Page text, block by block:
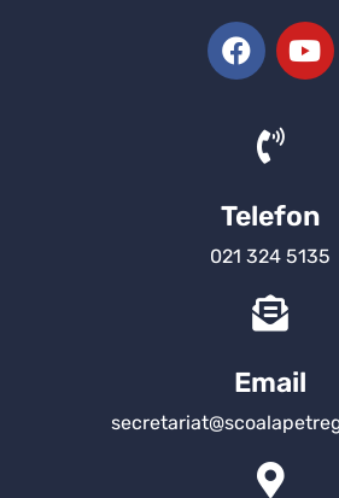
Telefon
021 324 5135
Email